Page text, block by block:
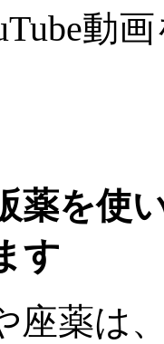
動
薬を使
す
座薬は